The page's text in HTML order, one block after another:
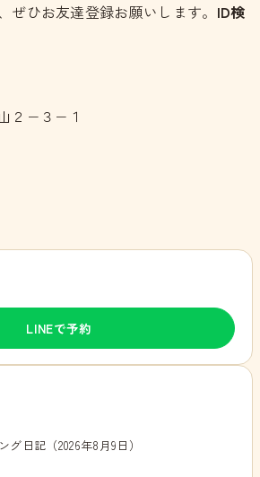
ぜひお友達登録お願いします。 ID検
２−３−１
LINEで予約
グ日記（2026年8月9日）